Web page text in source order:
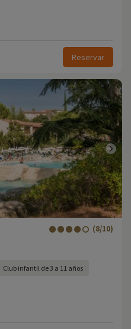
Reservar
(8/10)
Club infantil de 3 a 11 años